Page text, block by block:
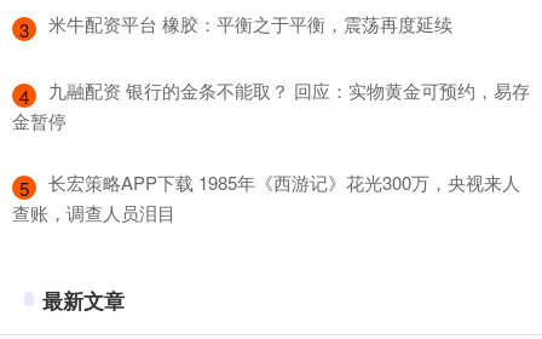
3 ​米牛配资平台 橡胶：平衡之于平衡，震荡再度延续
4
​九融配资 银行的金条不能取？ 回应：实物黄金可预约，易存
金暂停
5
​长宏策略APP下载 1985年《西游记》花光300万，央视来人
查账，调查人员泪目
最新文章